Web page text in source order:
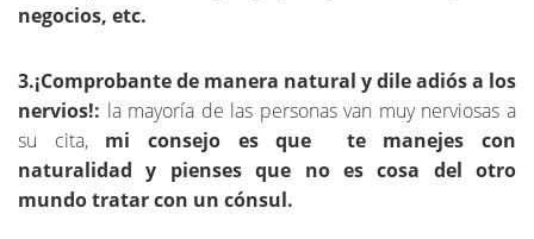
negocios, etc.
3.¡Comprobante de manera natural y dile adiós a los
nervios!: la mayoría de las personas van muy nerviosas a
su cita, mi consejo es que te manejes con
naturalidad y pienses que no es cosa del otro
mundo tratar con un cónsul.